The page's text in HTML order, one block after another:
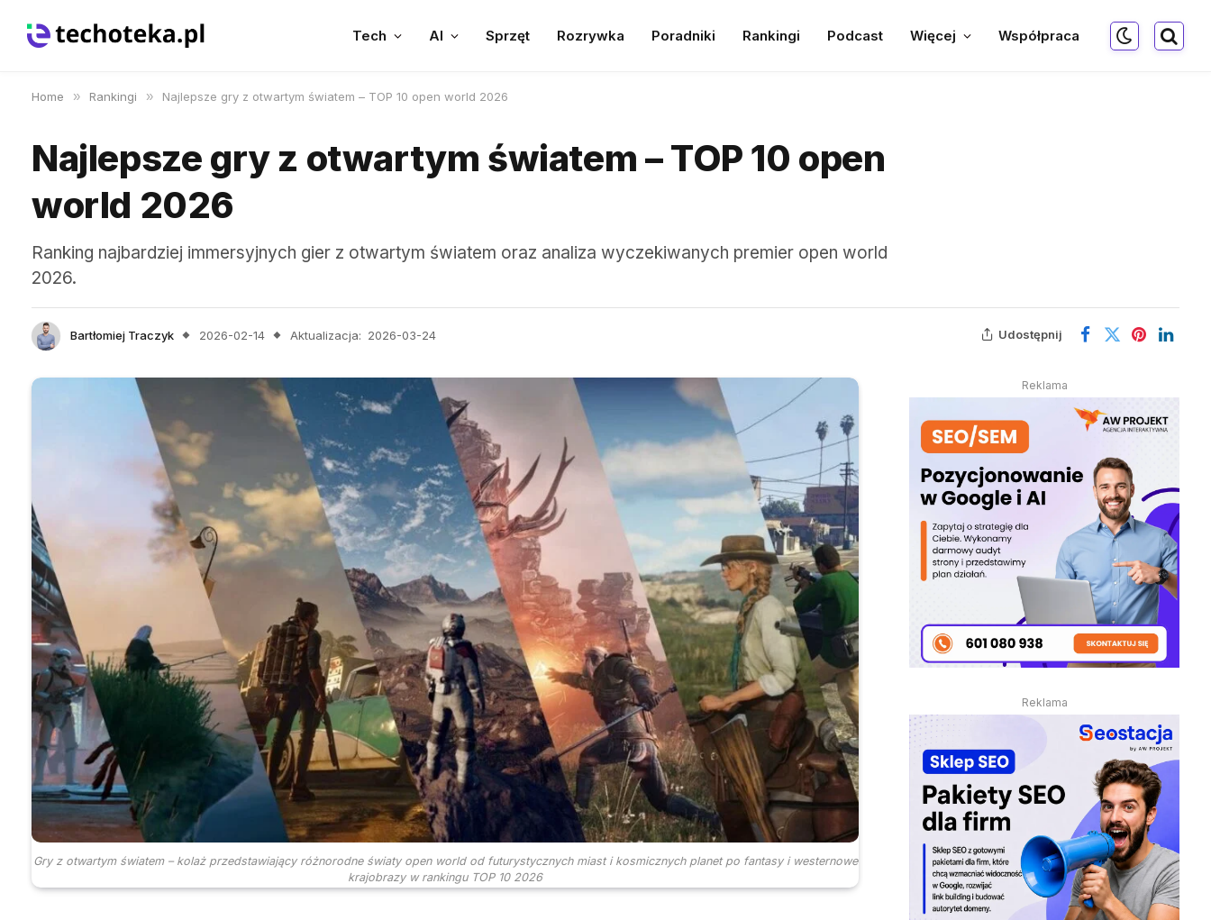
Tech AI Sprzęt Rozrywka Poradniki Rankingi Podcast Więcej Współpraca
Home » Rankingi » Najlepsze gry z otwartym światem – TOP 10 open world 2026
Najlepsze gry z otwartym światem – TOP 10 open
world 2026
Ranking najbardziej immersyjnych gier z otwartym światem oraz analiza wyczekiwanych premier open world
2026.
Bartłomiej Traczyk 2026-02-14 Aktualizacja: 2026-03-24 Udostępnij
Gry z otwartym światem – kolaż przedstawiający różnorodne światy open world od futurystycznych miast i kosmicznych planet po fantasy i westernowe
krajobrazy w rankingu TOP 10 2026
Reklama
Reklama